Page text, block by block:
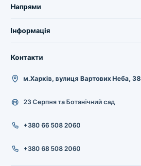
Напрями
Інформація
Контакти
м.Харків, вулиця Вартових Неба, 38
23 Серпня та Ботанічний сад
+380 66 508 2060
+380 68 508 2060